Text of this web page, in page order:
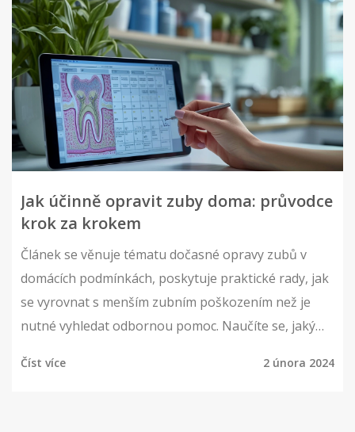
Jak účinně opravit zuby doma: průvodce
krok za krokem
Článek se věnuje tématu dočasné opravy zubů v
domácích podmínkách, poskytuje praktické rady, jak
se vyrovnat s menším zubním poškozením než je
nutné vyhledat odbornou pomoc. Naučíte se, jaký
Číst více 2 února 2024